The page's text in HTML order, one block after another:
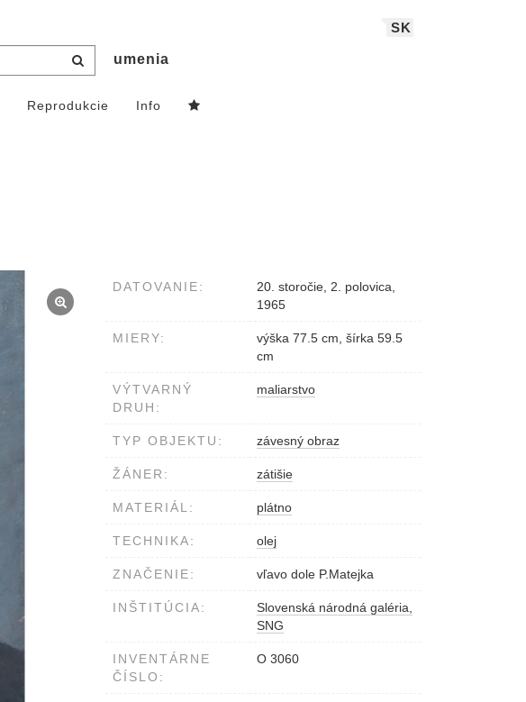
SK
umenia
Reprodukcie Info
DATOVANIE:
20. storočie, 2. polovica,
1965
MIERY:
výška 77.5 cm, šírka 59.5
cm
VÝTVARNÝ
DRUH:
maliarstvo
TYP OBJEKTU: závesný obraz
ŽÁNER: zátišie
MATERIÁL: plátno
TECHNIKA: olej
ZNAČENIE: vľavo dole P.Matejka
INŠTITÚCIA:
Slovenská národná galéria,
SNG
INVENTÁRNE
ČÍSLO:
O 3060